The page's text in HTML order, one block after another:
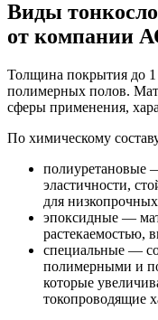
Виды
от компании
Толщина покрытия до
полимерных полов.
сферы применения,
По химическому
полиуретановые
эластичности,
для
эпоксидные —
растекаемостью,
специальные —
полимерными и
которые
токопроводящие